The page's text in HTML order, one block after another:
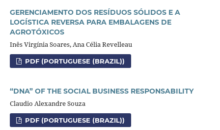
GERENCIAMENTO DOS RESÍDUOS SÓLIDOS E A
LOGÍSTICA REVERSA PARA EMBALAGENS DE
AGROTÓXICOS
Inês Virgínia Soares, Ana Célia Revelleau
PDF (PORTUGUESE (BRAZIL))
“DNA” OF THE SOCIAL BUSINESS RESPONSABILITY
Claudio Alexandre Souza
PDF (PORTUGUESE (BRAZIL))